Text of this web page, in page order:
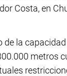
Costa, en
la
metros